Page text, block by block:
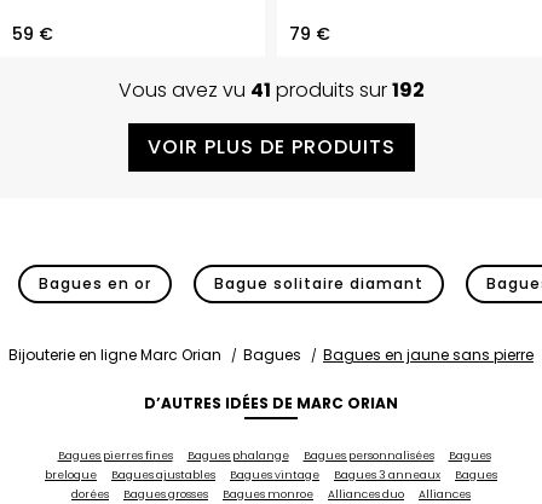
59 € 79 €
Vous avez vu 41 produits sur192
VOIR PLUS DE PRODUITS
Bagues en or Bague solitaire diamant
Bijouterie en ligne Marc Orian Bagues Bagues en jaune sans pierre
D’AUTRES IDÉES DE MARC ORIAN
Bagues pierres fines Bagues phalange Bagues personnalisées
Bagues
breloque
Bagues ajustables Bagues vintage Bagues 3 anneaux
Bagues
dorées
Bagues grosses Bagues monroe Alliances duo
Alliances